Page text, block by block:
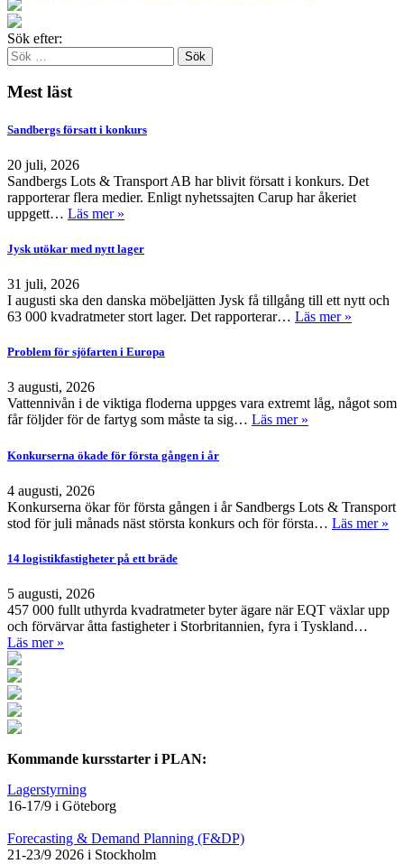
Sök efter:
Mest läst
Sandbergs försatt i konkurs
20 juli, 2026
Sandbergs Lots & Transport AB har blivit försatt i konkurs. Det
rapporterar flera medier. Enligt nyhetssajten Carup har åkeriet
uppgett… Läs mer »
Jysk utökar med nytt lager
31 juli, 2026
I augusti ska den danska möbeljätten Jysk få tillgång till ett nytt och
63 000 kvadratmeter stort lager. Det rapporterar… Läs mer »
Problem för sjöfarten i Europa
3 augusti, 2026
Vattennivån i de viktiga floderna uppges vara extremt låg, något som
får följder för de fartyg som måste ta sig… Läs mer »
Konkurserna ökade för första gången i år
4 augusti, 2026
Konkurserna ökar för första gången i år Sandbergs Lots & Transport
stod för juli månads näst största konkurs och för första… Läs mer »
14 logistikfastigheter på ett bräde
5 augusti, 2026
457 000 fullt uthyrda kvadratmeter byter ägare när EQT växlar upp
och förvärvar åtta fastigheter i Storbritannien, fyra i Tyskland…
Läs mer »
Kommande kursstarter i PLAN:
Lagerstyrning
16-17/9 i Göteborg
Forecasting & Demand Planning (F&DP)
21-23/9 2026 i Stockholm